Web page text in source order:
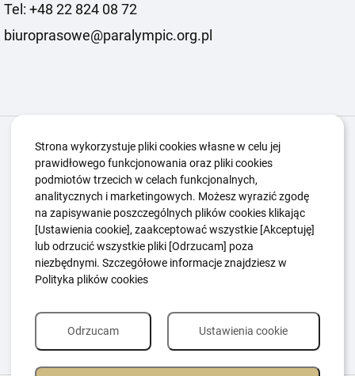
Tel: +48 22 824 08 72
biuroprasowe@paralympic.org.pl
Igrzyska Paralimpijskie O nas
Kwalifikacje ZSK
Kluby Aktualności
Edukacja
Guttmanny Kontakt
Polityka Ochrony Dzieci
Sygnaliści
Polityka plików cookie
Strona wykorzystuje pliki cookies własne w celu jej
prawidłowego funkcjonowania oraz pliki cookies
podmiotów trzecich w celach funkcjonalnych,
analitycznych i marketingowych. Możesz wyrazić zgodę
na zapisywanie poszczególnych plików cookies klikając
[Ustawienia cookie], zaakceptować wszystkie [Akceptuję]
lub odrzucić wszystkie pliki [Odrzucam] poza
niezbędnymi. Szczegółowe informacje znajdziesz w
Polityka plików cookies
Ustawienia cookie
Odrzucam